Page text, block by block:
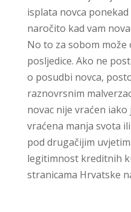
isplata novca
naročito kad vam
No to za sobom
posljedice. Ako ne
o posudbi novca,
raznovrsnim
novac nije vraćen iako
vraćena manja svota
pod drugačijim
legitimnost kreditnih
stranicama Hrvatske